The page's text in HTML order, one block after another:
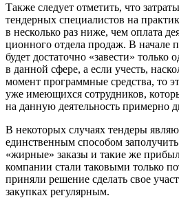
Также следует отметить, что
тендерных специалистов на
в несколько раз ниже, чем оплата
ционного отдела продаж. В начале
будет достаточно «завести» только
в данной сфере, а если учесть,
момент программные средства, то
уже имеющихся сотрудников,
на данную деятельность примерно
В некоторых случаях тендеры
единственным способом
«жирные» заказы и такие же
компании стали таковыми только
приняли решение сделать свое
закупках регулярным.